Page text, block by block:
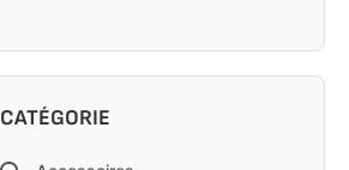
CATÉGORIE